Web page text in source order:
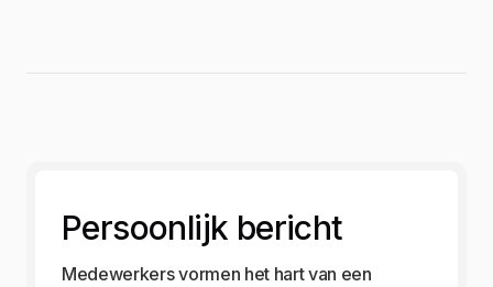
Persoonlijk bericht
Medewerkers vormen het hart van een